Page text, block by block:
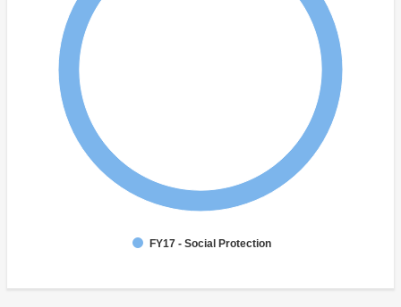
FY17 - Social Protection